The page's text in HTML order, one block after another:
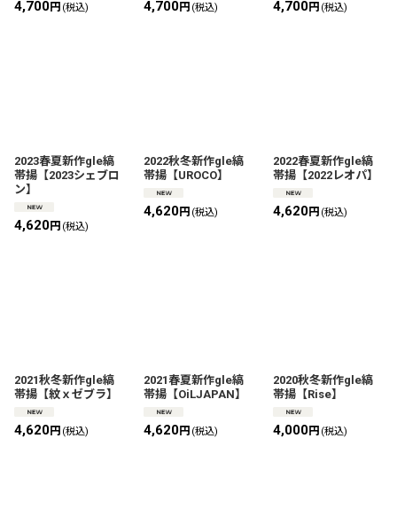
4,700円 (税込) 4,700円 (税込) 4,700円 (税込)
2023春夏新作gle縞
帯揚【2023シェブロ
ン】
4,620円 (税込)
2022秋冬新作gle縞
帯揚【UROCO】
4,620円 (税込)
2022春夏新作gle縞
帯揚【2022レオパ】
4,620円 (税込)
2021秋冬新作gle縞
帯揚【紋ｘゼブラ】
4,620円 (税込)
2021春夏新作gle縞
帯揚【OiLJAPAN】
4,620円 (税込)
2020秋冬新作gle縞
帯揚【Rise】
4,000円 (税込)